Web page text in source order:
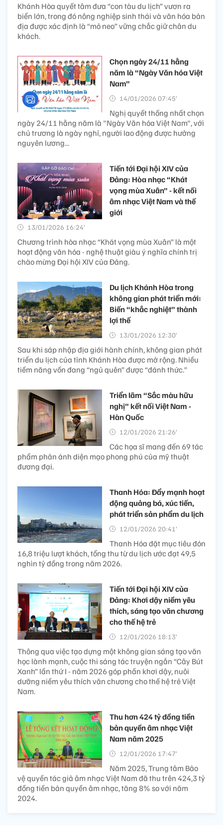
Khánh Hòa quyết tâm đưa “con tàu du lịch” vươn ra
biển lớn, trong đó nông nghiệp sinh thái và văn hóa bản
địa được xác định là “mỏ neo” vững chắc giữ chân du
khách.
Chọn ngày 24/11 hằng
năm là “Ngày Văn hóa Việt
Nam”
14/01/2026 07:45’
Nghị quyết thống nhất chọn
ngày 24/11 hằng năm là "Ngày Văn hóa Việt Nam", với
chủ trương là ngày nghỉ, người lao động được hưởng
nguyên lương...
Tiến tới Đại hội XIV của
Đảng: Hòa nhạc “Khát
vọng mùa Xuân” - kết nối
âm nhạc Việt Nam và thế
giới
13/01/2026 16:24’
Chương trình hòa nhạc “Khát vọng mùa Xuân” là một
hoạt động văn hóa - nghệ thuật giàu ý nghĩa chính trị
chào mừng Đại hội XIV của Đảng.
Du lịch Khánh Hòa trong
không gian phát triển mới:
Biến “khắc nghiệt” thành
lợi thế
13/01/2026 12:30’
Sau khi sáp nhập địa giới hành chính, không gian phát
triển du lịch của tỉnh Khánh Hòa được mở rộng. Nhiều
tiềm năng vốn đang “ngủ quên” được “đánh thức.”
Triển lãm “Sắc màu hữu
nghị” kết nối Việt Nam -
Hàn Quốc
12/01/2026 21:26’
Các họa sĩ mang đến 69 tác
phẩm phản ánh diện mạo phong phú của mỹ thuật
đương đại.
Thanh Hóa: Đẩy mạnh hoạt
động quảng bá, xúc tiến,
phát triển sản phẩm du lịch
12/01/2026 20:41’
Thanh Hóa đặt mục tiêu đón
16,8 triệu lượt khách, tổng thu từ du lịch ước đạt 49,5
nghìn tỷ đồng trong năm 2026.
Tiến tới Đại hội XIV của
Đảng: Khơi dậy niềm yêu
thích, sáng tạo văn chương
cho thế hệ trẻ
12/01/2026 18:13’
Thông qua việc tạo dựng một không gian sáng tạo văn
học lành mạnh, cuộc thi sáng tác truyện ngắn “Cây Bút
Xanh” lần thứ I - năm 2026 góp phần khơi dậy, nuôi
dưỡng niềm yêu thích văn chương cho thế hệ trẻ Việt
Nam.
Thu hơn 424 tỷ đồng tiền
bản quyền âm nhạc Việt
Nam năm 2025
12/01/2026 17:47’
Năm 2025, Trung tâm Bảo
vệ quyền tác giả âm nhạc Việt Nam đã thu trên 424,3 tỷ
đồng tiền bản quyền âm nhạc, tăng 8% so với năm
2024.